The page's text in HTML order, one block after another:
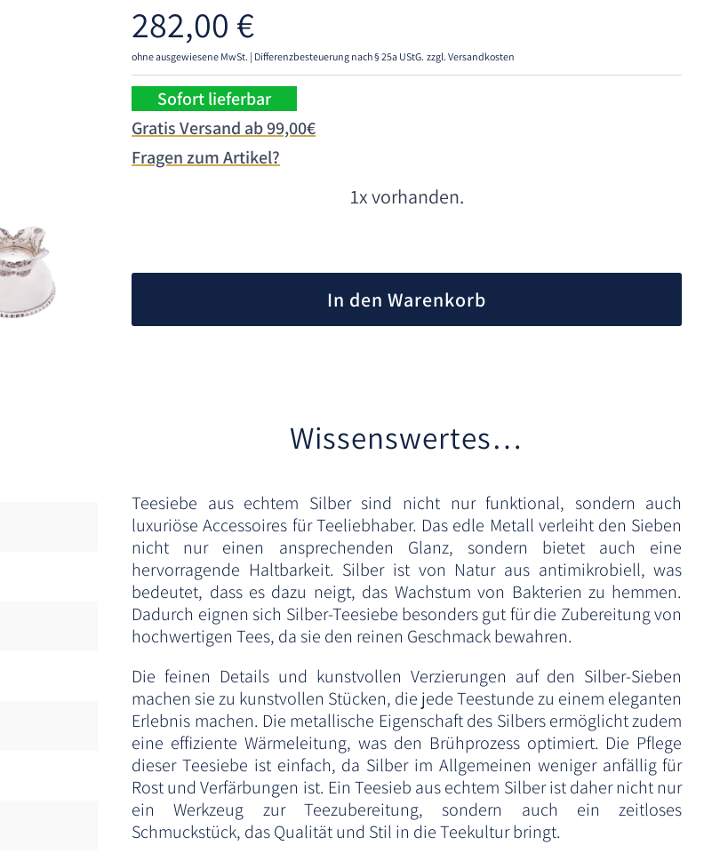
282,00 €
ohne ausgewiesene MwSt. | Differenzbesteuerung nach § 25a UStG. zzgl. Versandkosten
Sofort lieferbar
Gratis Versand ab 99,00€
Fragen zum Artikel?
1x vorhanden.
In den Warenkorb
Wissenswertes…
Teesiebe aus echtem Silber sind nicht nur funktional, sondern auch
luxuriöse Accessoires für Teeliebhaber. Das edle Metall verleiht den Sieben
nicht nur einen ansprechenden Glanz, sondern bietet auch eine
hervorragende Haltbarkeit. Silber ist von Natur aus antimikrobiell, was
bedeutet, dass es dazu neigt, das Wachstum von Bakterien zu hemmen.
Dadurch eignen sich Silber-Teesiebe besonders gut für die Zubereitung von
hochwertigen Tees, da sie den reinen Geschmack bewahren.
Die feinen Details und kunstvollen Verzierungen auf den Silber-Sieben
machen sie zu kunstvollen Stücken, die jede Teestunde zu einem eleganten
Erlebnis machen. Die metallische Eigenschaft des Silbers ermöglicht zudem
eine effiziente Wärmeleitung, was den Brühprozess optimiert. Die Pflege
dieser Teesiebe ist einfach, da Silber im Allgemeinen weniger anfällig für
Rost und Verfärbungen ist. Ein Teesieb aus echtem Silber ist daher nicht nur
ein Werkzeug zur Teezubereitung, sondern auch ein zeitloses
Schmuckstück, das Qualität und Stil in die Teekultur bringt.